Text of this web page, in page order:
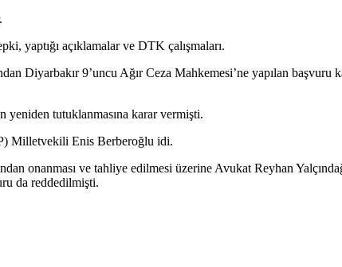
yaptığı açıklamalar ve DTK çalışmaları.
Diyarbakır 9’uncu Ağır Ceza Mahkemesi’ne yapılan başvuru
yeniden tutuklanmasına karar vermişti.
Milletvekili Enis Berberoğlu idi.
onanması ve tahliye edilmesi üzerine Avukat Reyhan
da reddedilmişti.